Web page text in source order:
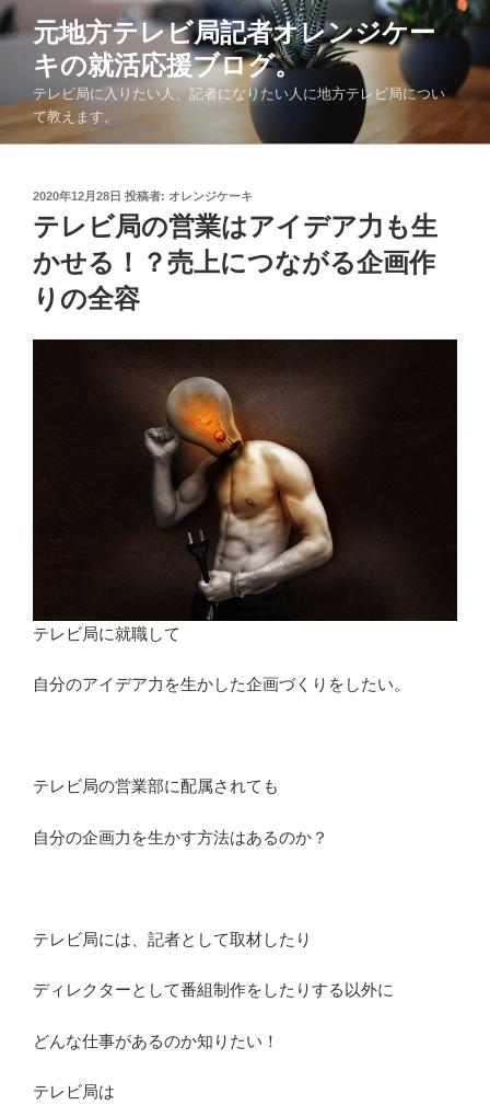
コ
ン
へ
元地方テレビ局記者オレンジケー
キの就活応援ブログ。
テレビ局に入りたい人、記者になりたい人に地方テレビ局につい
て教えます。
投
稿
日:
2020年12月28日 投稿者: オレンジケーキ
テレビ局の営業はアイデア力も生
かせる！？売上につながる企画作
りの全容
テレビ局に就職して
自分のアイデア力を生かした企画づくりをしたい。
テレビ局の営業部に配属されても
自分の企画力を生かす方法はあるのか？
テレビ局には、記者として取材したり
ディレクターとして番組制作をしたりする以外に
どんな仕事があるのか知りたい！
テレビ局は